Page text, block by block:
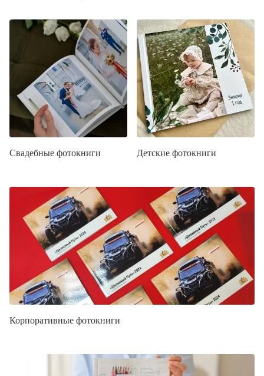
Свадебные фотокниги Детские фотокниги
Корпоративные фотокниги